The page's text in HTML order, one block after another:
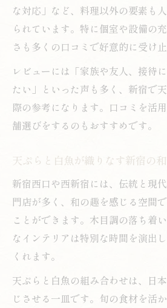
な対応」など、料理以外の要素も
られています。特に個室や設備の
さも多くの口コミで好意的に受け
レビューには「家族や友人、接待
たい」といった声も多く、新宿で
際の参考になります。口コミを活
舗選びをするのもおすすめです。
天ぷらと白魚が織りなす新宿の
新宿西口や西新宿には、伝統と現
門店が多く、和の趣を感じる空間
ことができます。木目調の落ち着
なインテリアは特別な時間を演出
くれます。
天ぷらと白魚の組み合わせは、日
じさせる一皿です。旬の食材を活